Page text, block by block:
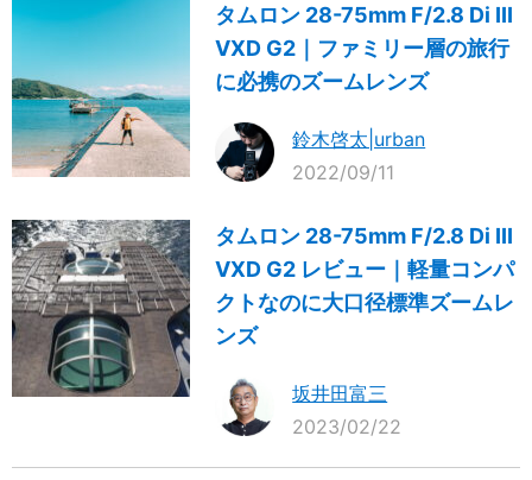
タムロン 28-75mm F/2.8 Di III
VXD G2｜ファミリー層の旅行
に必携のズームレンズ
鈴木啓太|urban
2022/09/11
タムロン 28-75mm F/2.8 Di III
VXD G2 レビュー｜軽量コンパ
クトなのに大口径標準ズームレ
ンズ
坂井田富三
2023/02/22